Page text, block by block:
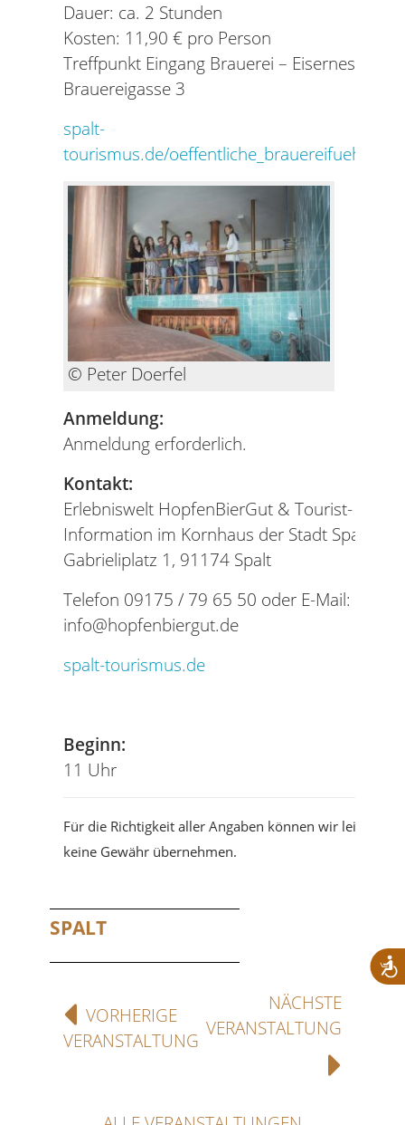
Dauer: ca. 2 Stunden
Kosten: 11,90 € pro Person
Treffpunkt Eingang Brauerei – Eisernes Tor,
Brauereigasse 3
spalt-
tourismus.de/oeffentliche_brauereifuehrung
© Peter Doerfel
Anmeldung:
Anmeldung erforderlich.
Kontakt:
Erlebniswelt HopfenBierGut & Tourist-
Information im Kornhaus der Stadt Spalt
Gabrieliplatz 1, 91174 Spalt
Telefon 09175 / 79 65 50 oder E-Mail:
info@hopfenbiergut.de
spalt-tourismus.de
Beginn:
11 Uhr
Für die Richtigkeit aller Angaben können wir leider
keine Gewähr übernehmen.
SPALT
VORHERIGE
VERANSTALTUNG
NÄCHSTE
VERANSTALTUNG